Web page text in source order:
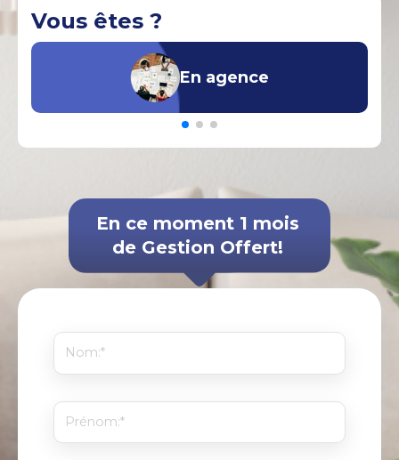
Vous êtes ?
En agence
En ce moment 1 mois
de Gestion Offert!